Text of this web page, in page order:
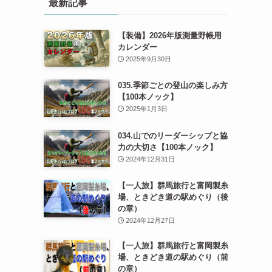
最新記事
【装備】2026年版測量野帳用
カレンダー
2025年9月30日
035.季節ごとの登山の楽しみ方
【100本ノック】
2025年1月3日
034.山でのリーダーシップと協
力の大切さ【100本ノック】
2024年12月31日
【一人旅】群馬旅行と富岡製糸
場、ときどき道の駅めぐり（後
の章）
2024年12月27日
【一人旅】群馬旅行と富岡製糸
場、ときどき道の駅めぐり（前
の章）